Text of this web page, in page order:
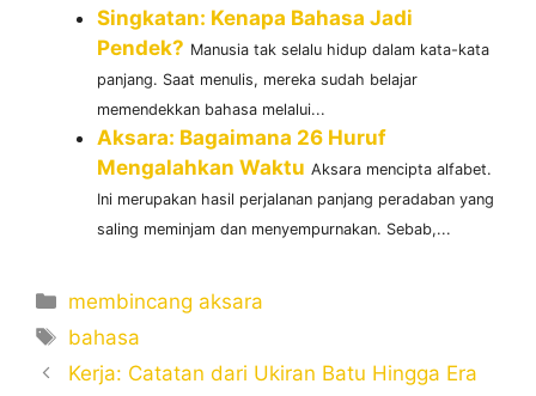
Singkatan: Kenapa Bahasa Jadi
Pendek? Manusia tak selalu hidup dalam kata-kata
panjang. Saat menulis, mereka sudah belajar
memendekkan bahasa melalui...
Aksara: Bagaimana 26 Huruf
Mengalahkan Waktu Aksara mencipta alfabet.
Ini merupakan hasil perjalanan panjang peradaban yang
saling meminjam dan menyempurnakan. Sebab,...
Categories
membincang aksara
Tags
bahasa
Kerja: Catatan dari Ukiran Batu Hingga Era